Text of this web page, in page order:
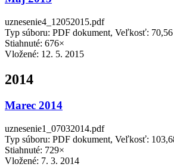
uznesenie4_12052015.pdf
Typ súboru: PDF dokument, Veľkosť:
Stiahnuté: 676×
Vložené: 12. 5. 2015
2014
Marec 2014
uznesenie1_07032014.pdf
Typ súboru: PDF dokument, Veľkosť:
Stiahnuté: 729×
Vložené: 7. 3. 2014